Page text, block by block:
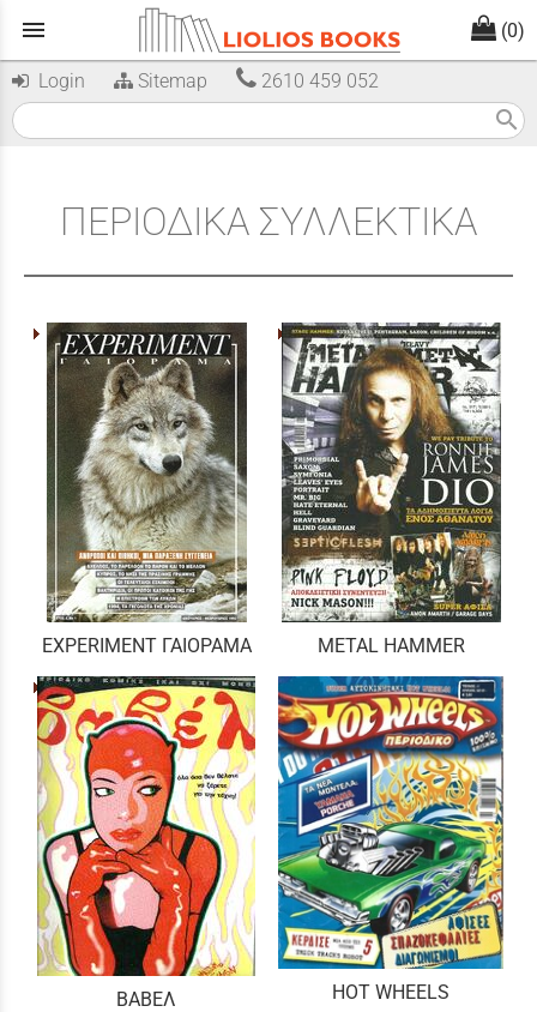
menu (0)
Login Sitemap 2610 459 052
search
ΠΕΡΙΟΔΙΚΑ ΣΥΛΛΕΚΤΙΚΑ
EXPERIMENT ΓΑΙΟΡΑΜΑ METAL HAMMER
ΒΑΒΕΛ HOT WHEELS